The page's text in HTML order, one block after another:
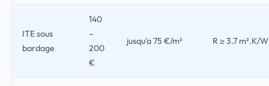
ITE sous
bardage
140
–
200
€
jusqu'a 75 €/m² R ≥ 3.7 m².K/W